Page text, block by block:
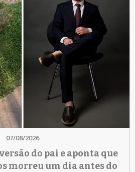
07/08/2026
do pai e aponta que
morreu um dia antes do